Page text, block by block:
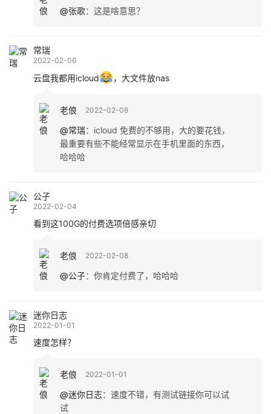
@张歌： 这是啥意思？
常瑞
2022-02-06
云盘我都用icloud ，大文件放nas
老俍 2022-02-08
@常瑞： icloud 免费的不够用，大的要花钱，
最重要有些不能经常显示在手机里面的东西，
哈哈哈
公子
2022-02-04
看到这100G的付费选项倍感亲切
老俍 2022-02-08
@公子： 你肯定付费了，哈哈哈
迷你日志
2022-01-01
速度怎样？
老俍 2022-01-01
@迷你日志： 速度不错，有测试链接你可以试
试